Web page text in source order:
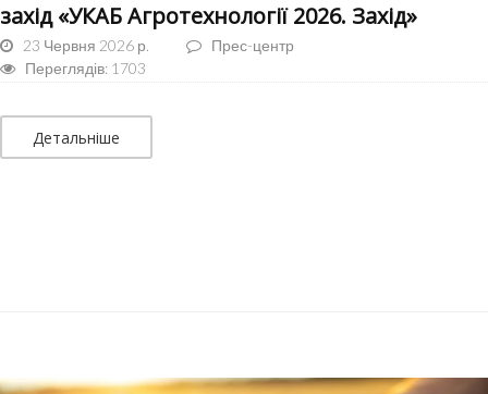
захід «УКАБ Агротехнології 2026. Захід»
23 Червня 2026 р.
Прес-центр
Переглядів: 1703
Детальніше